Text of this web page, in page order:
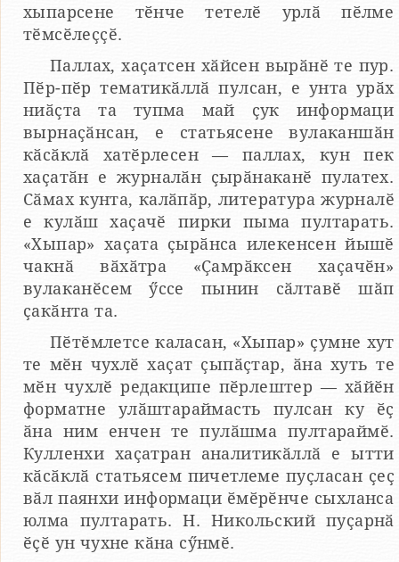
хыпарсене тӗнче тетелӗ урлӑ пӗлме
тӗмсӗлеҫҫӗ.
Паллах, хаҫатсен хӑйсен вырӑнӗ те пур.
Пӗр-пӗр тематикӑллӑ пулсан, е унта урӑх
ниӑҫта та тупма май ҫук информаци
вырнаҫӑнсан, е статьясене вулаканшӑн
кӑсӑклӑ хатӗрлесен — паллах, кун пек
хаҫатӑн е журналӑн ҫырӑнаканӗ пулатех.
Сӑмах кунта, калӑпӑр, литература журналӗ
е кулӑш хаҫачӗ пирки пыма пултарать.
«Хыпар» хаҫата ҫырӑнса илекенсен йышӗ
чакнӑ вӑхӑтра «Ҫамрӑксен хаҫачӗн»
вулаканӗсем ӳссе пынин сӑлтавӗ шӑп
ҫакӑнта та.
Пӗтӗмлетсе каласан, «Хыпар» ҫумне хут
те мӗн чухлӗ хаҫат ҫыпӑҫтар, ӑна хуть те
мӗн чухлӗ редакципе пӗрлештер — хӑйӗн
форматне улӑштараймасть пулсан ку ӗҫ
ӑна ним енчен те пулӑшма пултараймӗ.
Кулленхи хаҫатран аналитикӑллӑ е ытти
кӑсӑклӑ статьясем пичетлеме пуҫласан ҫеҫ
вӑл паянхи информаци ӗмӗрӗнче сыхланса
юлма пултарать. Н. Никольский пуҫарнӑ
ӗҫӗ ун чухне кӑна сӳнмӗ.